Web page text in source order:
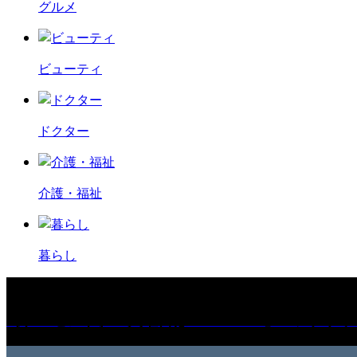
グルメ
ビューティ
ドクター
介護・福祉
暮らし